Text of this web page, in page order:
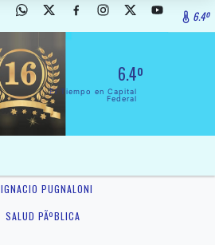
6.4º
6.4º
El Tiempo en Capital
Federal
IGNACIO PUGNALONI
SALUD PÃºBLICA